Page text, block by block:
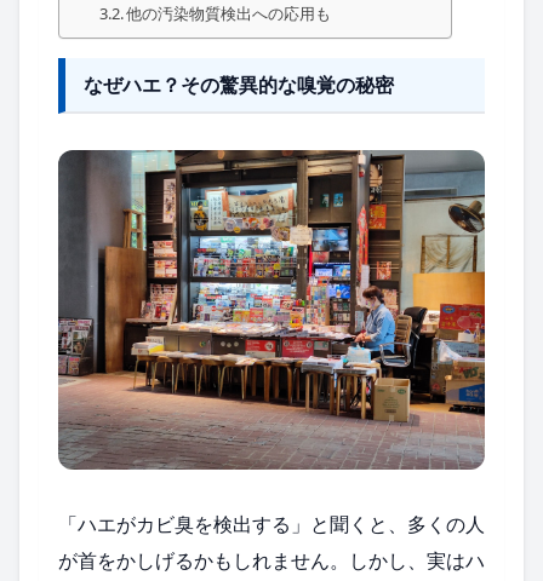
他の汚染物質検出への応用も
なぜハエ？その驚異的な嗅覚の秘密
「ハエがカビ臭を検出する」と聞くと、多くの人
が首をかしげるかもしれません。しかし、実はハ